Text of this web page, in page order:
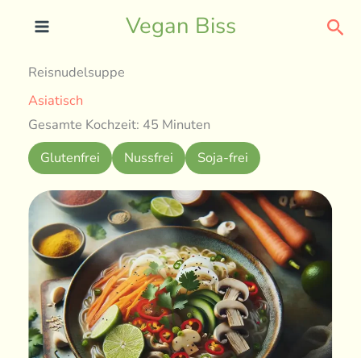
Vegan Biss
Reisnudelsuppe
Asiatisch
Gesamte Kochzeit: 45 Minuten
Glutenfrei
Nussfrei Soja-frei